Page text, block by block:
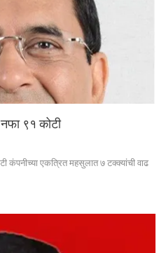
९१ कोटी
कंपनीच्या एकत्रित महसुलात ७ टक्क्यांची वाढ